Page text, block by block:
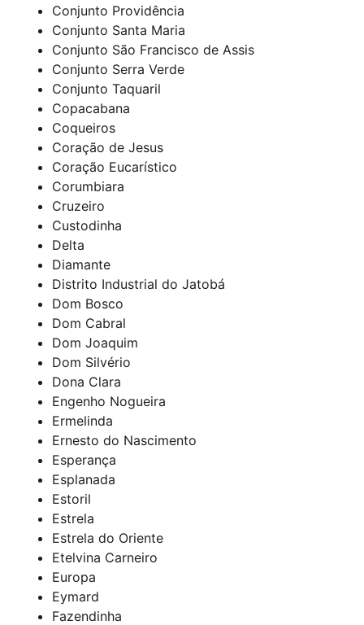
Conjunto Providência
Conjunto Santa Maria
Conjunto São Francisco de Assis
Conjunto Serra Verde
Conjunto Taquaril
Copacabana
Coqueiros
Coração de Jesus
Coração Eucarístico
Corumbiara
Cruzeiro
Custodinha
Delta
Diamante
Distrito Industrial do Jatobá
Dom Bosco
Dom Cabral
Dom Joaquim
Dom Silvério
Dona Clara
Engenho Nogueira
Ermelinda
Ernesto do Nascimento
Esperança
Esplanada
Estoril
Estrela
Estrela do Oriente
Etelvina Carneiro
Europa
Eymard
Fazendinha